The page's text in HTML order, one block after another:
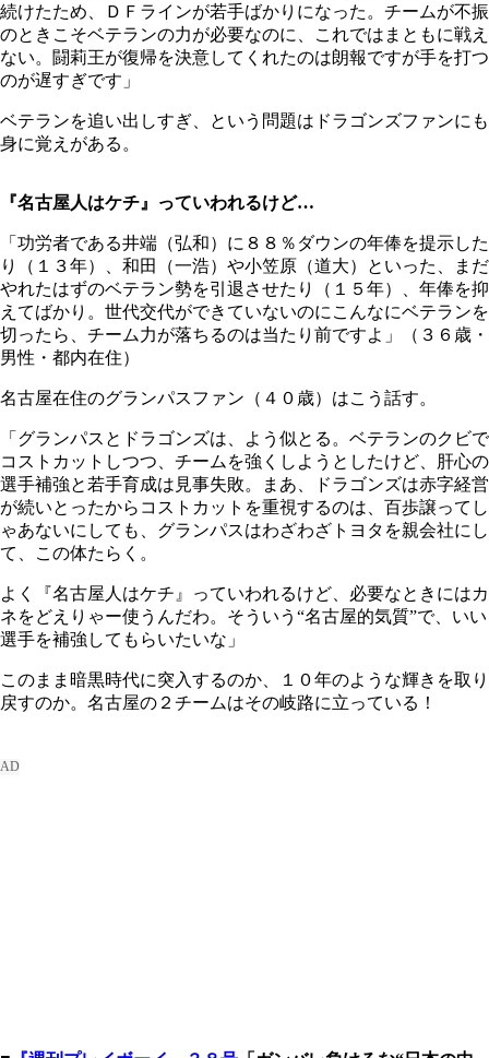
続けたため、ＤＦラインが若手ばかりになった。チームが不振
のときこそベテランの力が必要なのに、これではまともに戦え
ない。闘莉王が復帰を決意してくれたのは朗報ですが手を打つ
のが遅すぎです」
ベテランを追い出しすぎ、という問題はドラゴンズファンにも
身に覚えがある。
『名古屋人はケチ』っていわれるけど…
「功労者である井端（弘和）に８８％ダウンの年俸を提示した
り（１３年）、和田（一浩）や小笠原（道大）といった、まだ
やれたはずのベテラン勢を引退させたり（１５年）、年俸を抑
えてばかり。世代交代ができていないのにこんなにベテランを
切ったら、チーム力が落ちるのは当たり前ですよ」（３６歳・
男性・都内在住）
名古屋在住のグランパスファン（４０歳）はこう話す。
「グランパスとドラゴンズは、よう似とる。ベテランのクビで
コストカットしつつ、チームを強くしようとしたけど、肝心の
選手補強と若手育成は見事失敗。まあ、ドラゴンズは赤字経営
が続いとったからコストカットを重視するのは、百歩譲ってし
ゃあないにしても、グランパスはわざわざトヨタを親会社にし
て、この体たらく。
よく『名古屋人はケチ』っていわれるけど、必要なときにはカ
ネをどえりゃー使うんだわ。そういう“名古屋的気質”で、いい
選手を補強してもらいたいな」
このまま暗黒時代に突入するのか、１０年のような輝きを取り
戻すのか。名古屋の２チームはその岐路に立っている！